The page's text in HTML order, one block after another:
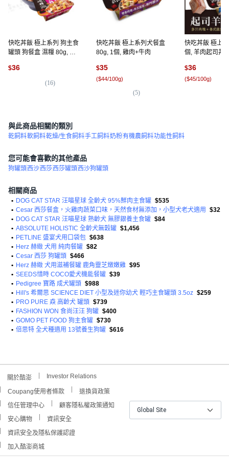
快吃丼飯 極上系列 狗主食
罐頭 狗餐盒 濕糧 80g, 霜
$36
(16)
快吃丼飯 極上系列犬餐盒
80g, 1個, 雞肉+牛肉
$35
($44/100g)
(5)
快吃丼飯 極上
個, 羊肉起司丼,
$36
($45/100g)
與此商品相關的類別
乾飼料軟飼料乾燥/生食飼料手工飼料奶粉有機農飼料功能性飼料
您可能會喜歡的其他產品
狗罐頭 西沙西莎 西莎罐頭 西沙狗罐頭
相關商品
• DOG CAT STAR 汪喵星球 全齡犬 95%鮮肉主食罐 $535
• Cesar 西莎餐盒，火雞肉蔬菜口味，天然食材無添加，小型犬老犬適用
$32
• DOG CAT STAR 汪喵星球 熟齡犬 無膠銀養主食罐 $84
• ABSOLUTE HOLISTIC 全齡犬無穀罐 $1,456
• PETLINE 盛宴犬用口袋包 $638
• Herz 赫緻 犬用 純肉餐罐 $82
• Cesar 西莎 狗罐頭 $466
• Herz 赫緻 犬用滋補餐罐 鹿角靈芝燉嫩雞 $95
• SEEDS惜時 COCO愛犬機能餐罐 $39
• Pedigree 寶路 成犬罐頭 $988
• Hill's 希爾思 SCIENCE DIET 小型及迷你幼犬 輕巧主食罐頭 3.5oz $259
• PRO PURE 猋 高齡犬 罐頭 $739
• FASHION WON 食尚汪汪 狗罐 $400
• GOMO PET FOOD 狗主食罐 $730
• 倍思特 全犬種適用 13號養生狗罐 $616
關於酷澎 Investor Relations
Coupang使用者條款
退換貨政策
信任管理中心
顧客隱私權政策通知
安心購物
資訊安全
資訊安全及隱私保護認證
加入酷澎商城
Global Site